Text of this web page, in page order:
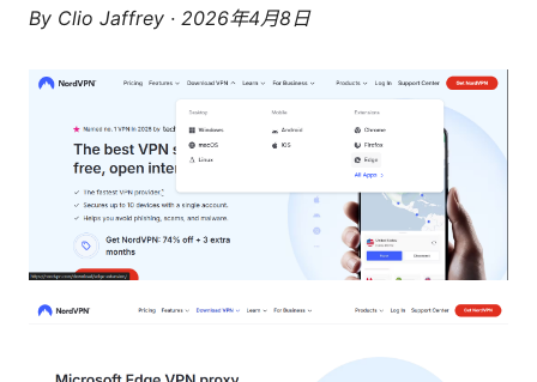
By Clio Jaffrey · 2026年4月8日